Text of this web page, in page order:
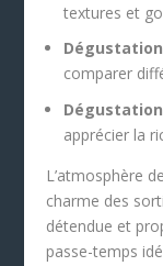
textures et
comparer
apprécier la
L’atmosphère
charme des
détendue et
passe-temps